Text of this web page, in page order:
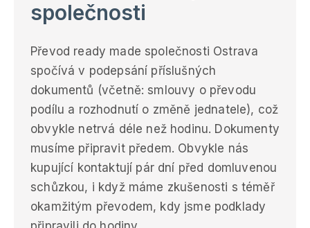
společnosti
Převod ready made společnosti Ostrava
spočívá v podepsání příslušných
dokumentů (včetně: smlouvy o převodu
podílu a rozhodnutí o změně jednatele), což
obvykle netrvá déle než hodinu. Dokumenty
musíme připravit předem. Obvykle nás
kupující kontaktují pár dní před domluvenou
schůzkou, i když máme zkušenosti s téměř
okamžitým převodem, kdy jsme podklady